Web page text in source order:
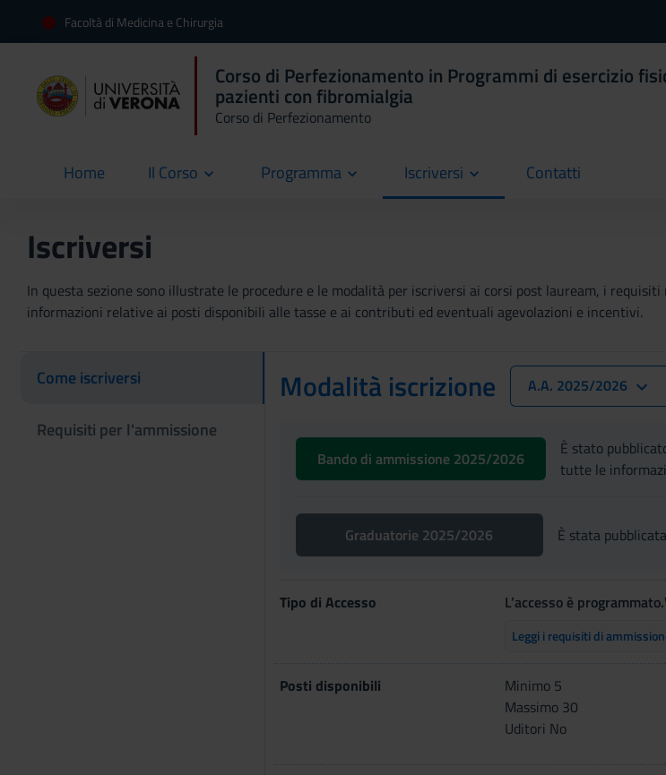
Facoltà di Medicina e Chirurgia
Corso di Perfezionamento in Programmi di esercizio
pazienti con fibromialgia
Corso di Perfezionamento
Home
current Il Corso Programma Iscriversi Contatti
current
Iscriversi
In questa sezione sono illustrate le procedure e le modalità per iscriversi ai corsi post lauream, i
informazioni relative ai posti disponibili alle tasse e ai contributi ed eventuali agevolazioni e incentivi.
Come iscriversi
Requisiti per l'ammissione
Modalità iscrizione A.A. 2025/2026
Bando di ammissione 2025/2026
È stato
tutte le
Graduatorie 2025/2026 È stata
Tipo di Accesso L’accesso è programmato.
Leggi i requisiti di
Posti disponibili
Minimo 5
Massimo 30
Uditori No